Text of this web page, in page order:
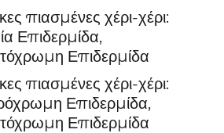
πιασμένες χέρι-χέρι:
Επιδερμίδα,
Επιδερμίδα
πιασμένες χέρι-χέρι:
Επιδερμίδα,
Επιδερμίδα